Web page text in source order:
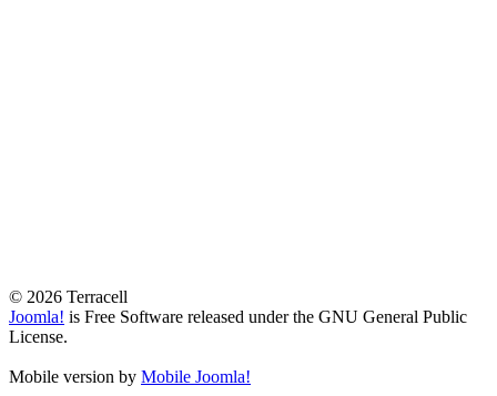
© 2026 Terracell
Joomla! is Free Software released under the GNU General Public
License.
Mobile version by Mobile Joomla!